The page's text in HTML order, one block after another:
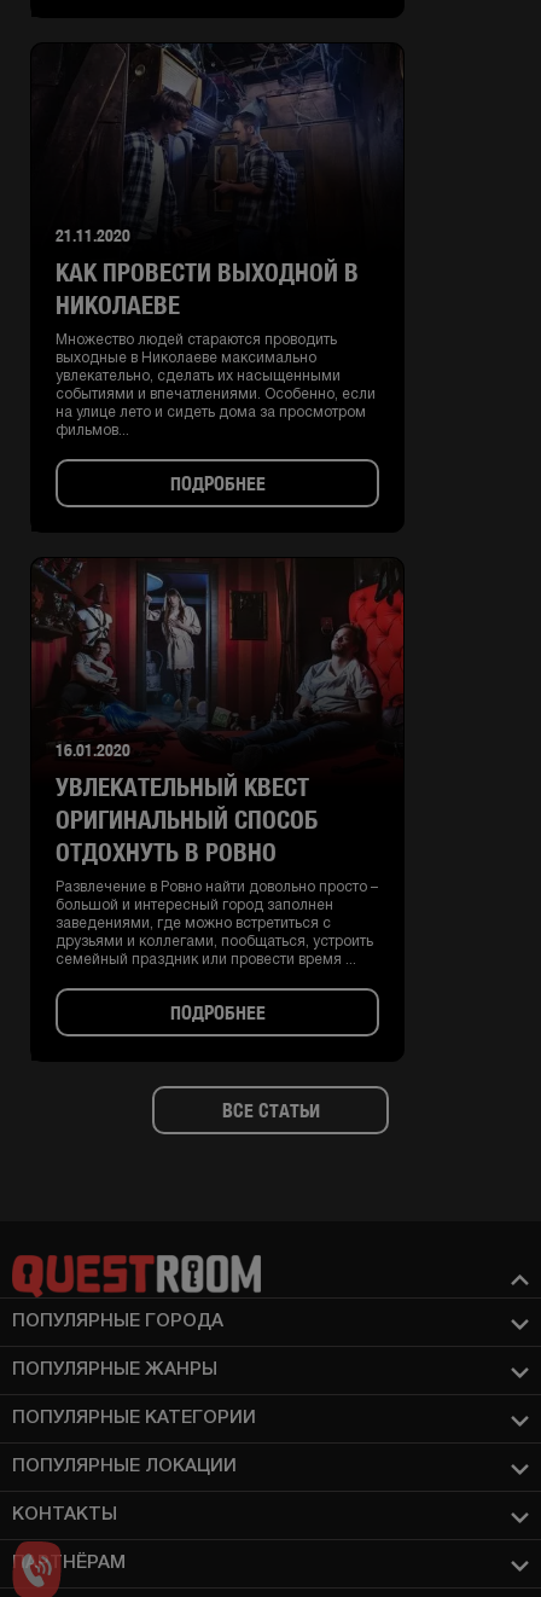
КАК ПРОВЕСТИ ВЫХОДНОЙ В
НИКОЛАЕВЕ
Множество людей стараются проводить
выходные в Николаеве максимально
увлекательно, сделать их насыщенными
событиями и впечатлениями. Особенно, если
на улице лето и сидеть дома за просмотром
фильмов...
21.11.2020
ПОДРОБНЕЕ
УВЛЕКАТЕЛЬНЫЙ КВЕСТ
ОРИГИНАЛЬНЫЙ СПОСОБ
ОТДОХНУТЬ В РОВНО
Развлечение в Ровно найти довольно просто –
большой и интересный город заполнен
заведениями, где можно встретиться с
друзьями и коллегами, пообщаться, устроить
семейный праздник или провести время ...
16.01.2020
ПОДРОБНЕЕ
ВСЕ СТАТЬИ
ПОПУЛЯРНЫЕ ГОРОДА
ПОПУЛЯРНЫЕ ЖАНРЫ
ПОПУЛЯРНЫЕ КАТЕГОРИИ
ПОПУЛЯРНЫЕ ЛОКАЦИИ
КОНТАКТЫ
ПАРТНЁРАМ